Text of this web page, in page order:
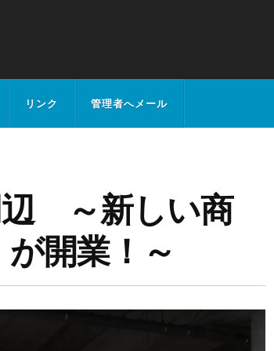
リンク 管理者へメール
辺 ～新しい商
開業！～